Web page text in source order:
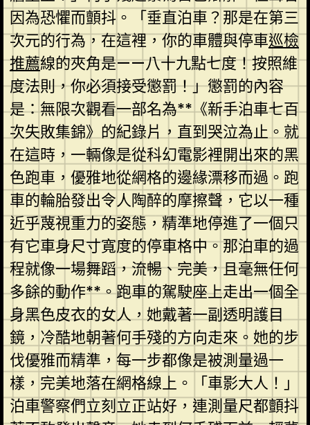
因為恐懼而顫抖。「垂直泊車？那是在第三
次元的行為，在這裡，你的車體與停車巡檢
推薦線的夾角是——八十九點七度！按照維
度法則，你必須接受懲罰！」懲罰的內容
是：無限次觀看一部名為**《新手泊車七百
次失敗集錦》的紀錄片，直到哭泣為止。就
在這時，一輛像是從科幻電影裡開出來的黑
色跑車，優雅地從網格的邊緣漂移而過。跑
車的輪胎發出令人陶醉的摩擦聲，它以一種
近乎蔑視重力的姿態，精準地停進了一個只
有它車身尺寸寬度的停車格中。那泊車的過
程就像一場舞蹈，流暢、完美，且毫無任何
多餘的動作**。跑車的駕駛座上走出一個全
身黑色皮衣的女人，她戴著一副透明護目
鏡，冷酷地朝著何手殘的方向走來。她的步
伐優雅而精準，每一步都像是被測量過一
樣，完美地落在網格線上。「車影大人！」
泊車警察們立刻立正站好，連測量尺都顫抖